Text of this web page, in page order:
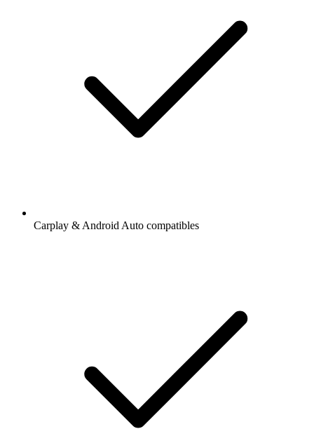
Carplay & Android Auto compatibles